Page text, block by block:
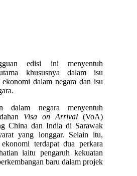
edisi ini menyentuh
khususnya dalam isu
ekonomi dalam negara dan isu
dalam negara menyentuh
Visa on Arrival (VoA)
China dan India di Sarawak
yang longgar. Selain itu,
terdapat dua perkara
iaitu pengaruh kekuatan
baru dalam projek